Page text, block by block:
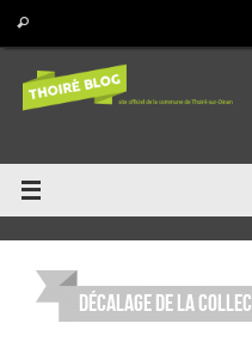
Décalage de la